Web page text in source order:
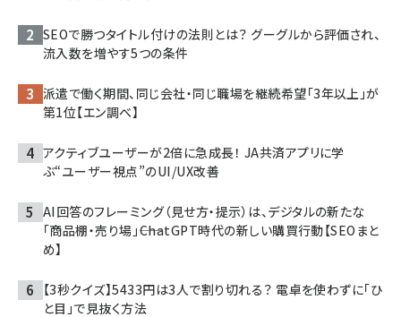
SEOで勝つタイトル付けの法則とは？ グーグルから評価され、
流入数を増やす5つの条件
派遣で働く期間、同じ会社・同じ職場を継続希望「3年以上」が
第1位【エン調べ】
アクティブユーザーが2倍に急成長！ JA共済アプリに学
ぶ“ユーザー視点”のUI/UX改善
AI回答のフレーミング（見せ方・提示）は、デジタルの新たな
「商品棚・売り場」――ChatGPT時代の新しい購買行動【SEOまと
め】
【3秒クイズ】5433円は3人で割り切れる？ 電卓を使わずに「ひ
と目」で見抜く方法